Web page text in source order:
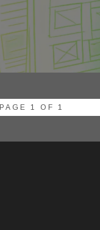
PAGE 1 OF 1